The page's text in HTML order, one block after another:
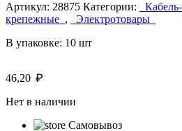
Артикул: 28875 Категории:
крепежные ,
Электротовары
В упаковке: 10 шт
46,20 ₽
Нет в наличии
Самовывоз